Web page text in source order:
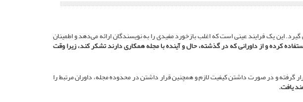
بازبینی مقالات بخش مهمی از فرایند انتشار برای کارهای علمی است و توسط همه مجلات علمی معتبر مورد استفاده قرار می گیرد. این یک فرایند عینی است که اغلب بازخورد مفیدی را به نویسندگان ارائه می‌‎دهد و اطمینان
کرده و از داورانی که در گذشته، حال و آینده با مجله همکاری دارند تشکر کند، زیرا وقت
گرفته و در صورت داشتن کیفیت لازم و همچنین قرار داشتن در محدوده مجله، داوران مرتبط را
یافت.